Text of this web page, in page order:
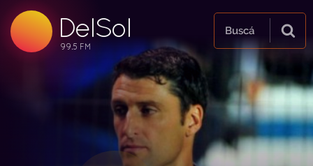
DelSol
99.5 FM
99.5 FM
99.5 FM
Buscá